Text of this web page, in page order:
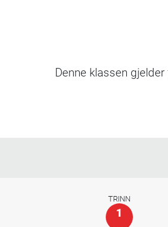
Denne klassen
TRINN
1